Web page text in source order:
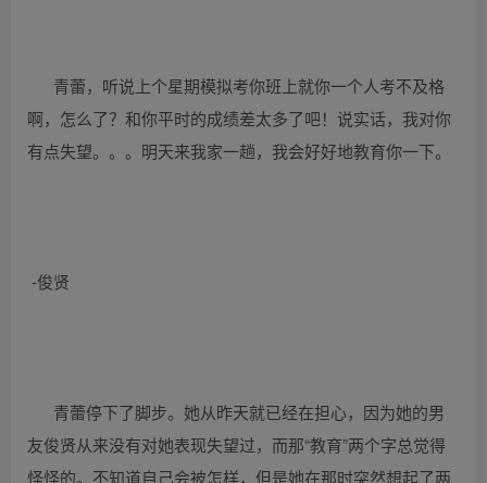
青蕾，听说上个星期模拟考你班上就你一个人考不及格
啊，怎么了？和你平时的成绩差太多了吧！说实话，我对你
有点失望。。。明天来我家一趟，我会好好地教育你一下。
-俊贤
青蕾停下了脚步。她从昨天就已经在担心，因为她的男
友俊贤从来没有对她表现失望过，而那“教育”两个字总觉得
怪怪的。不知道自己会被怎样，但是她在那时突然想起了两